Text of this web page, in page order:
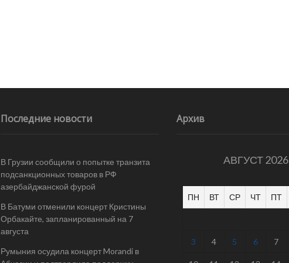
Последние новости
В Грузии сообщили о попытке транзита
подсанкционных товаров в РФ
азербайджанской фурой
В Батуми отменили концерт Кристины
Орбакайте, запланированный на 7
августа
Румыния осудила концерт Morandi в
Архив
АВГУСТ 2026
ПН ВТ СР ЧТ ПТ
3 4 5 6 7